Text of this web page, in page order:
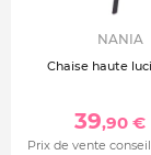
NANIA
Chaise haute
39,90 €
Prix de vente